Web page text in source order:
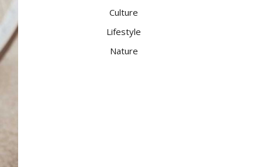
Culture
Lifestyle
Nature